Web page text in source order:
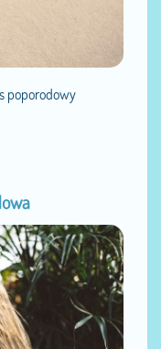
poporodowy